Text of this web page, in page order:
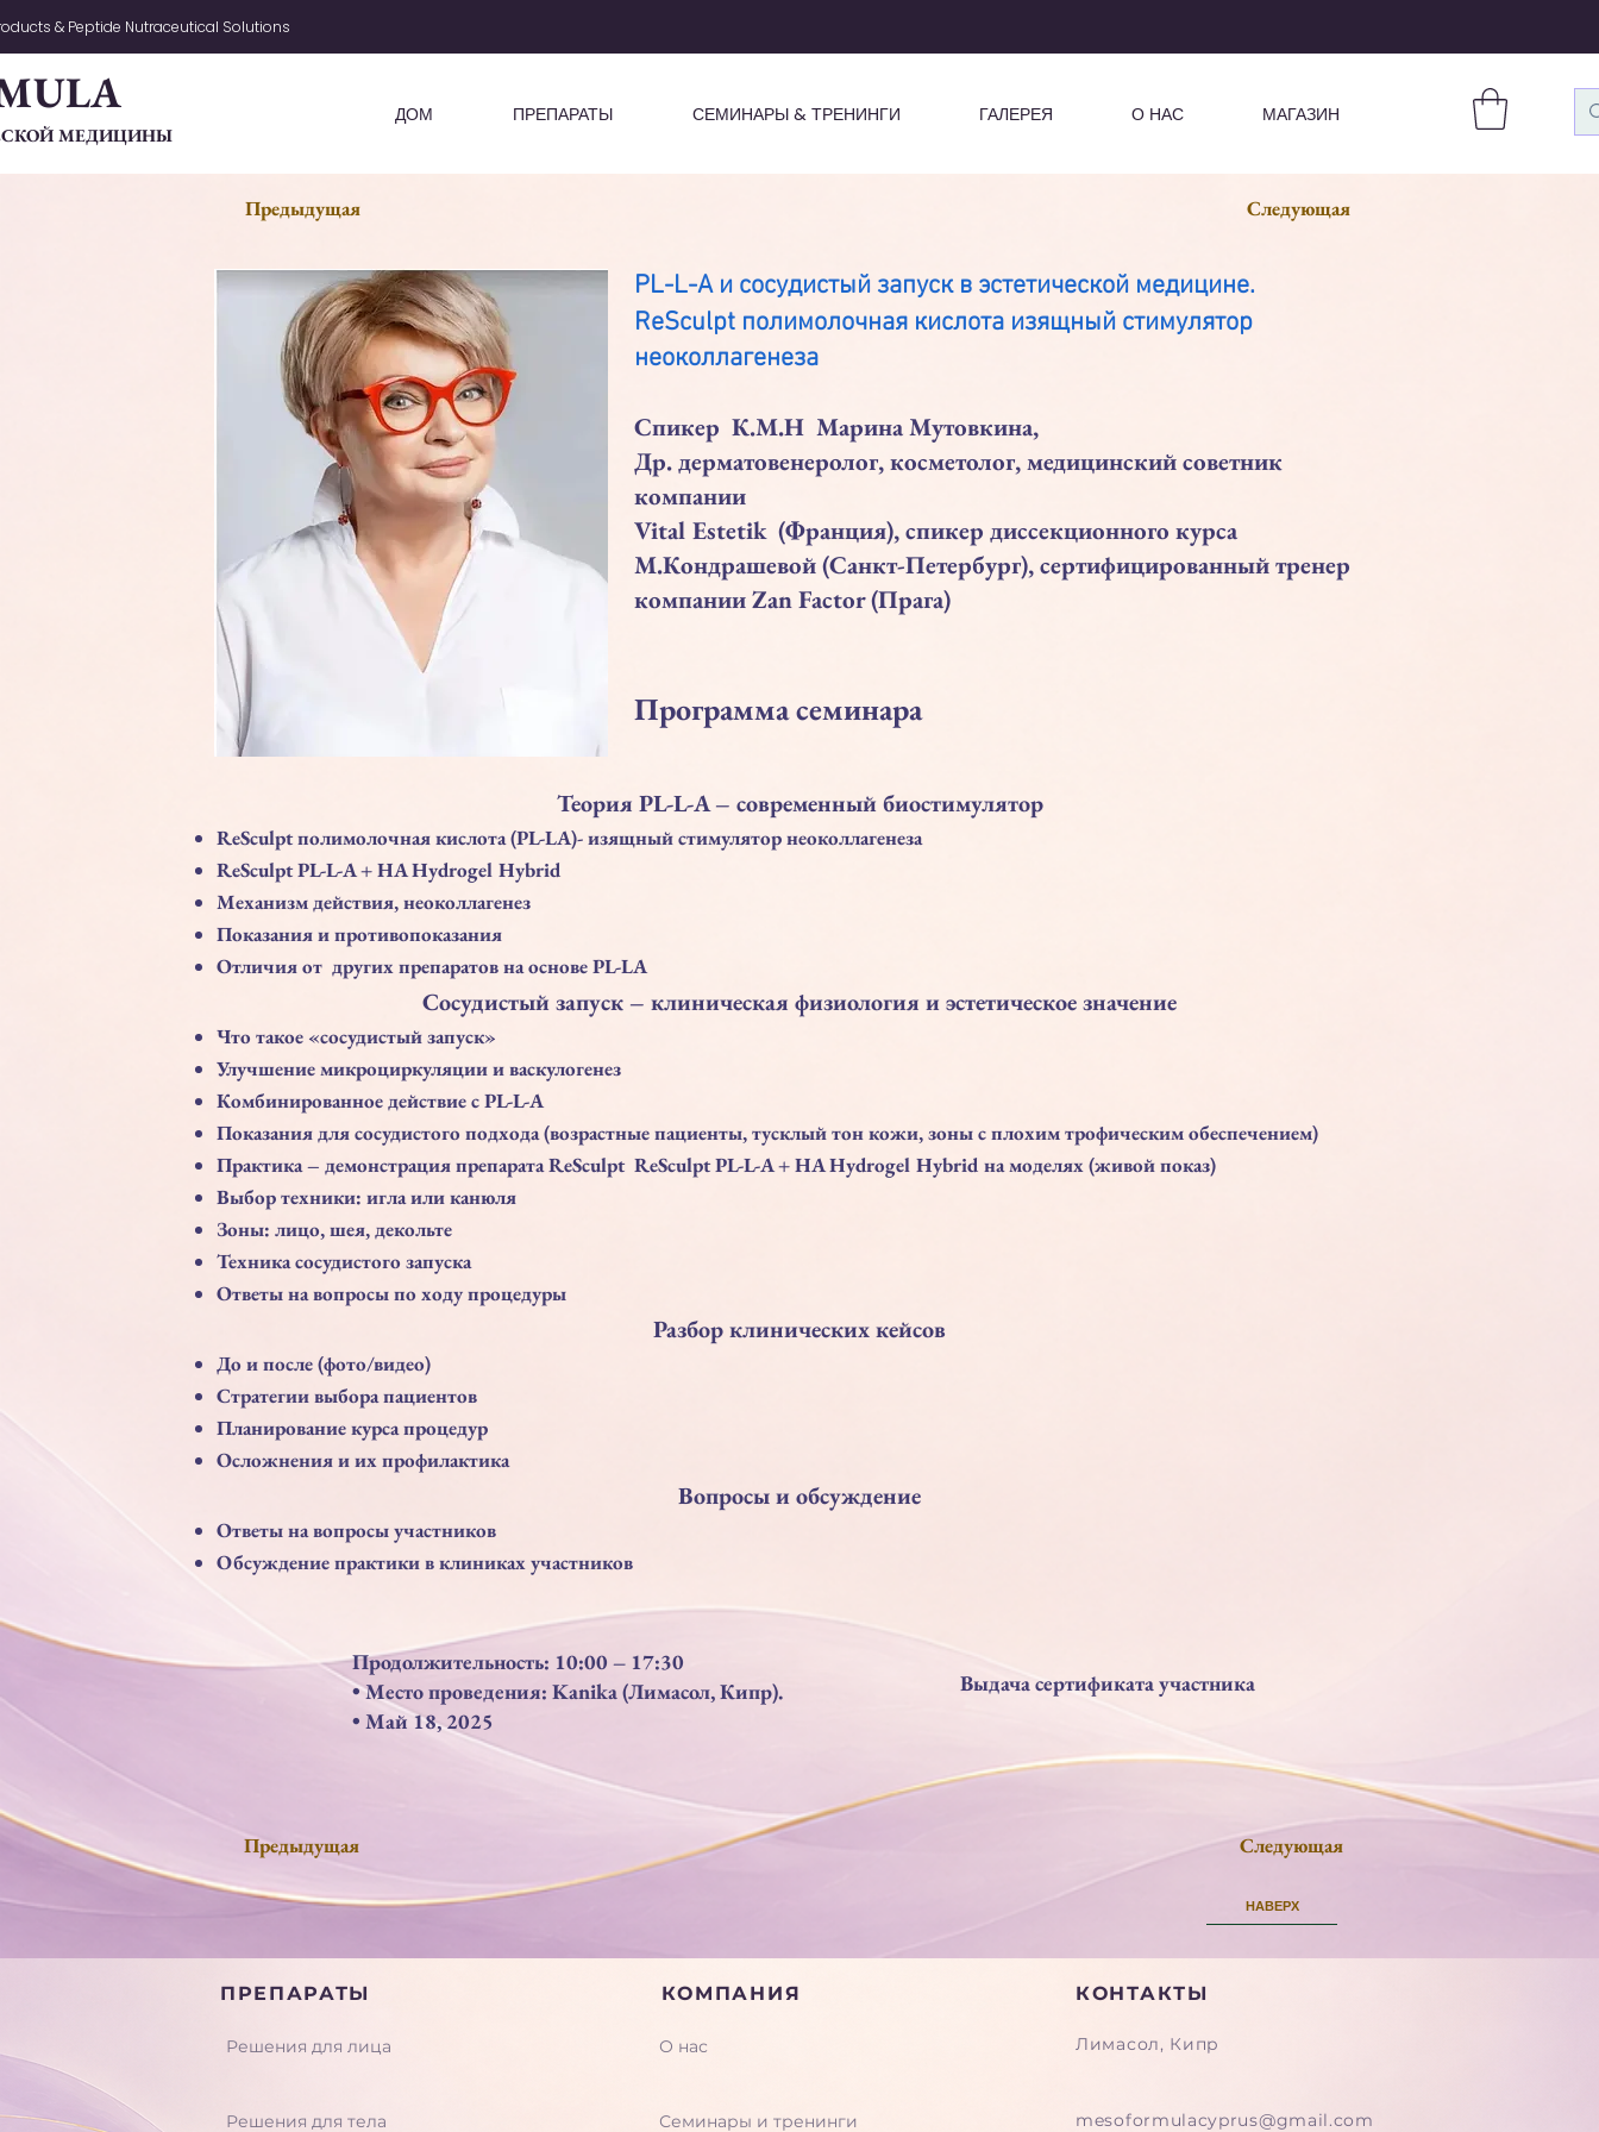
& Peptide Nutraceutical Solutions
МЕДИЦИНЫ
ДОМ ПРЕПАРАТЫ СЕМИНАРЫ & ТРЕНИНГИ ГАЛЕРЕЯ О НАС МАГАЗИН
Предыдущая Следующая
PL-L-A и сосудистый запуск в эстетической медицине.
ReSculpt полимолочная кислота изящный стимулятор
неоколлагенеза
Спикер К.M.Н Maринa Mутовкинa,
Др. дерматовенеролог, косметолог, медицинский советник
компании
Vital Estetik (Франция), спикер диссекционного курса
М.Кондрашевой (Санкт-Петербург), сертифицированный тренер
компании Zan Factor (Прага)
Программа семинара
Теория PL-L-A – современный биостимулятор
ReSculpt полимолочная кислота (PL-LA)- изящный стимулятор неоколлагенеза
ReSculpt PL-L-A + HA Hydrogel Hybrid
Механизм действия, неоколлагенез
Показания и противопоказания
Отличия от других препаратов на основе PL-LA
Сосудистый запуск – клиническая физиология и эстетическое значение
Что такое «сосудистый запуск»
Улучшение микроциркуляции и васкулогенез
Комбинированное действие с PL-L-A
Показания для сосудистого подхода (возрастные пациенты, тусклый тон кожи, зоны с плохим трофическим обеспечением)
Практика – демонстрация препарата ReSculpt ReSculpt PL-L-A + HA Hydrogel Hybrid на моделях (живой показ)
Выбор техники: игла или канюля
Зоны: лицо, шея, декольте
Техника сосудистого запуска
Ответы на вопросы по ходу процедуры
Разбор клинических кейсов
До и после (фото/видео)
Стратегии выбора пациентов
Планирование курса процедур
Осложнения и их профилактика
Вопросы и обсуждение
Ответы на вопросы участников
Обсуждение практики в клиниках участников
Продолжительность: 10:00 – 17:30
• Место проведения: Kanika (Лимасол, Кипр).
• Maй 18, 2025
Предыдущая
Выдача сертификата участника
Следующая
НАВЕРХ
ПРЕПАРАТЫ
Решения для лица
Решения для тела
КОМПАНИЯ
О нас
Семинары и тренинги
КОНТАКТЫ
Лимасол, Кипр
mesoformulacyprus@gmail.com